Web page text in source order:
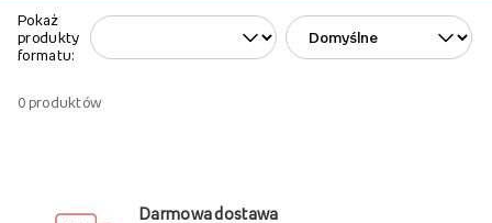
Pokaż
produkty
formatu:
0 produktów
Darmowa dostawa